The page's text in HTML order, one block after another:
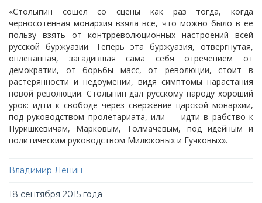
«Столыпин сошел со сцены как раз тогда, когда
черносотенная монархия взяла все, что можно было в ее
пользу взять от контрреволюционных настроений всей
русской буржуазии. Теперь эта буржуазия, отвергнутая,
оплеванная, загадившая сама себя отречением от
демократии, от борьбы масс, от революции, стоит в
растерянности и недоумении, видя симптомы нарастания
новой революции. Столыпин дал русскому народу хороший
урок: идти к свободе через свержение царской монархии,
под руководством пролетариата, или — идти в рабство к
Пуришкевичам, Марковым, Толмачевым, под идейным и
политическим руководством Милюковых и Гучковых».
Владимир Ленин
18 сентября 2015 года